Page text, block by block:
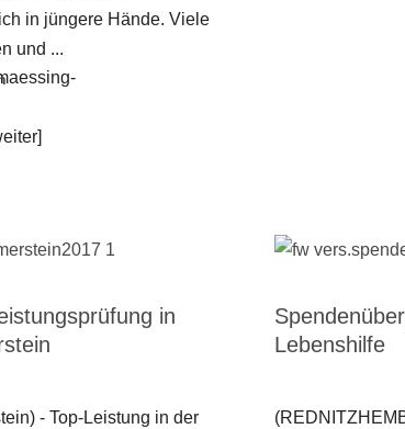
in jüngere Hände. Viele
und ...
in
- Top-Leistung in der
Lebenshilfe